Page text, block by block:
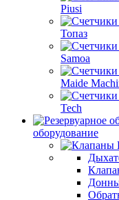
Piusi
Топаз
Samoa
Maide
Tech
оборудование